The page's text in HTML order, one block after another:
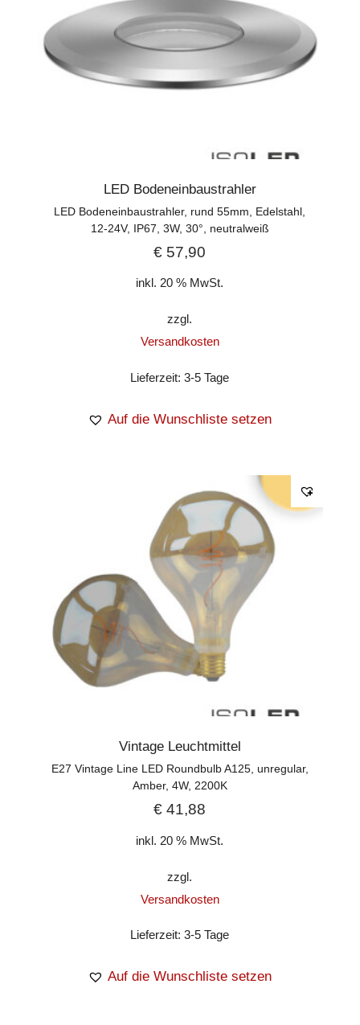
LED Bodeneinbaustrahler
LED Bodeneinbaustrahler, rund 55mm, Edelstahl,
12-24V, IP67, 3W, 30°, neutralweiß
€ 57,90
inkl. 20 % MwSt.
zzgl.
Versandkosten
Lieferzeit:3-5 Tage
Auf die Wunschliste setzen
Vintage Leuchtmittel
E27 Vintage Line LED Roundbulb A125, unregular,
Amber, 4W, 2200K
€ 41,88
inkl. 20 % MwSt.
zzgl.
Versandkosten
Lieferzeit:3-5 Tage
Auf die Wunschliste setzen